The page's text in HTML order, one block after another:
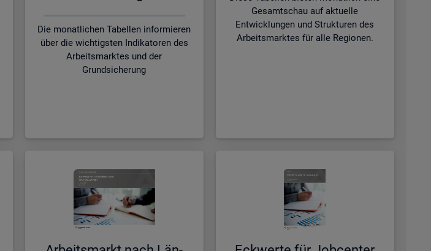
Die monatlichen Tabellen informieren
über die wichtigsten Indikatoren des
Arbeitsmarktes und der
Grundsicherung
Gesamtschau auf aktuelle
Entwicklungen und Strukturen des
Arbeitsmarktes für alle Regionen.